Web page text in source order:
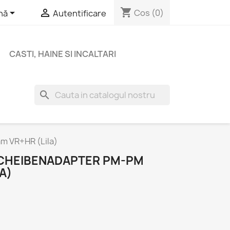
  Autentificare shopping_cart Cos (0)
CASTI, HAINE SI INCALTARI
search
VR+HR (Lila)
PM-PM